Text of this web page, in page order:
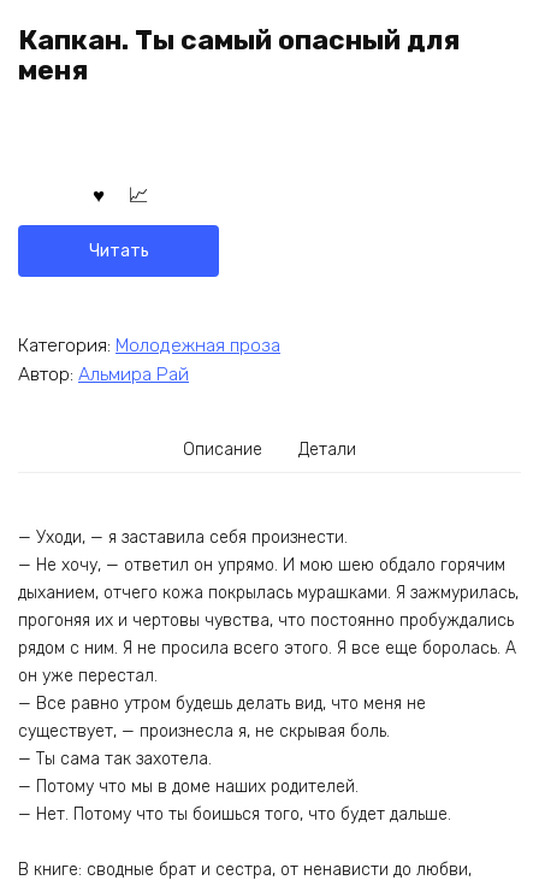
Капкан. Ты самый опасный для
меня
Читать
Категория: Молодежная проза
Автор: Альмира Рай
Описание Детали
— Уходи, — я заставила себя произнести.
— Не хочу, — ответил он упрямо. И мою шею обдало горячим
дыханием, отчего кожа покрылась мурашками. Я зажмурилась,
прогоняя их и чертовы чувства, что постоянно пробуждались
рядом с ним. Я не просила всего этого. Я все еще боролась. А
он уже перестал.
— Все равно утром будешь делать вид, что меня не
существует, — произнесла я, не скрывая боль.
— Ты сама так захотела.
— Потому что мы в доме наших родителей.
— Нет. Потому что ты боишься того, что будет дальше.
В книге: сводные брат и сестра, от ненависти до любви,